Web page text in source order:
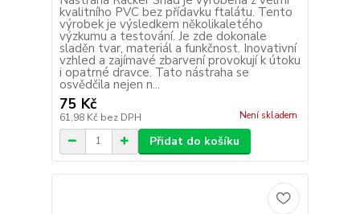
kvalitního PVC bez přídavku ftalátu. Tento
výrobek je výsledkem několikaletého
výzkumu a testování. Je zde dokonale
sladěn tvar, materiál a funkčnost. Inovativní
vzhled a zajímavé zbarvení provokují k útoku
i opatrné dravce. Tato nástraha se
osvědčila nejen n...
75 Kč
61,98 Kč bez DPH Není skladem
Přidat do košíku